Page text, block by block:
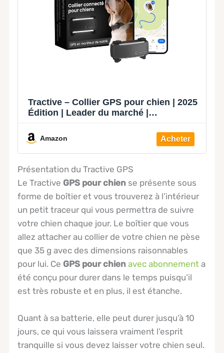
Tractive – Collier GPS pour chien | 2025
Édition | Leader du marché |
fugue | Moniteur d'activité et
d'aboiements | Alertes de santé (Noir)
Amazon
Présentation du Tractive GPS
Le Tractive GPS pour chien se présente sous
forme de boîtier et vous trouverez à l’intérieur
un petit traceur qui vous permettra de suivre
votre chien chaque jour. Le boîtier que vous
allez attacher au collier de votre chien ne pèse
que 35 g avec des dimensions raisonnables
pour lui. Ce GPS pour chien avec abonnement a
été conçu pour durer dans le temps puisqu’il
est très robuste et en plus, il est étanche.
Quant à sa batterie, elle peut durer jusqu’à 10
jours, ce qui vous laissera vraiment l’esprit
tranquille si vous devez laisser votre chien seul.